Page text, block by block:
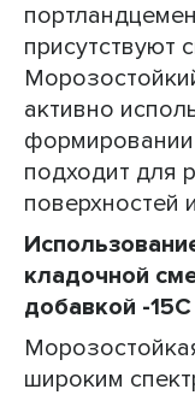
присутствуют
активно
формировании
подходит для
поверхностей
кладочной
добавкой -15С
широким